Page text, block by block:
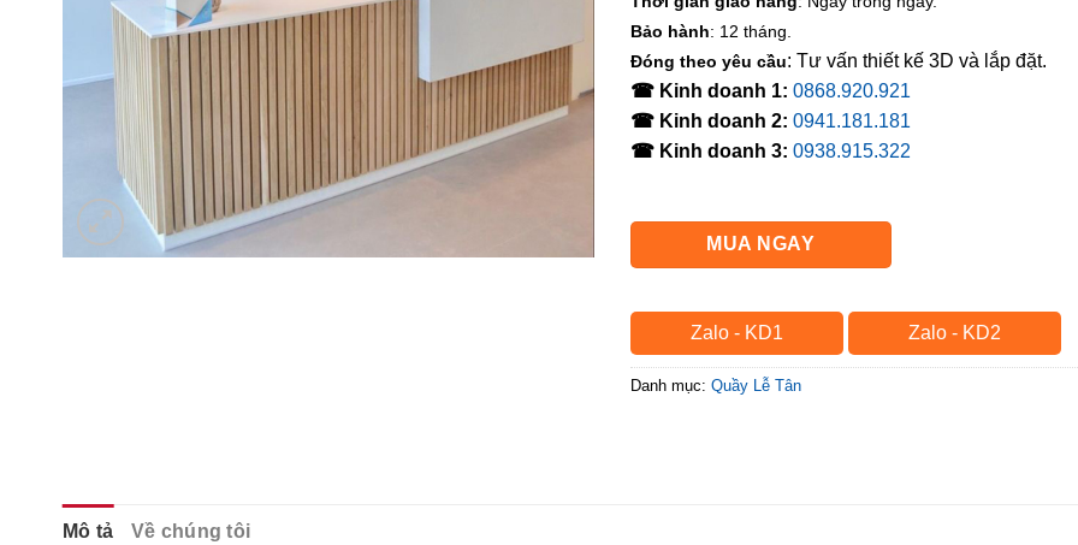
Bảo hành: 12 tháng.
Đóng theo yêu cầu: Tư vấn thiết kế 3D và lắp đặt.
☎ Kinh doanh 1: 0868.920.921
☎ Kinh doanh 2: 0941.181.181
☎ Kinh doanh 3: 0938.915.322
MUA NGAY
Zalo - KD1 Zalo - KD2
Danh mục: Quầy Lễ Tân
Mô tả Về chúng tôi